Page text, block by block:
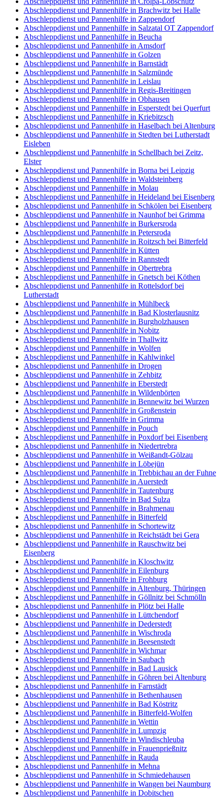
Abschleppdienst und Pannenhilfe in Brachwitz bei Halle
Abschleppdienst und Pannenhilfe in Zappendorf
Abschleppdienst und Pannenhilfe in Salzatal OT Zappendorf
Abschleppdienst und Pannenhilfe in Beucha
Abschleppdienst und Pannenhilfe in Amsdorf
Abschleppdienst und Pannenhilfe in Golzen
Abschleppdienst und Pannenhilfe in Barnstädt
Abschleppdienst und Pannenhilfe in Salzmünde
Abschleppdienst und Pannenhilfe in Leislau
Abschleppdienst und Pannenhilfe in Regis-Breitingen
Abschleppdienst und Pannenhilfe in Obhausen
Abschleppdienst und Pannenhilfe in Esperstedt bei Querfurt
Abschleppdienst und Pannenhilfe in Kriebitzsch
Abschleppdienst und Pannenhilfe in Haselbach bei Altenburg
Abschleppdienst und Pannenhilfe in Stedten bei Lutherstadt
Eisleben
Abschleppdienst und Pannenhilfe in Schellbach bei Zeitz,
Elster
Abschleppdienst und Pannenhilfe in Borna bei Leipzig
Abschleppdienst und Pannenhilfe in Waldsteinberg
Abschleppdienst und Pannenhilfe in Molau
Abschleppdienst und Pannenhilfe in Heideland bei Eisenberg
Abschleppdienst und Pannenhilfe in Schkölen bei Eisenberg
Abschleppdienst und Pannenhilfe in Naunhof bei Grimma
Abschleppdienst und Pannenhilfe in Burkersroda
Abschleppdienst und Pannenhilfe in Petersroda
Abschleppdienst und Pannenhilfe in Roitzsch bei Bitterfeld
Abschleppdienst und Pannenhilfe in Kütten
Abschleppdienst und Pannenhilfe in Rannstedt
Abschleppdienst und Pannenhilfe in Obertrebra
Abschleppdienst und Pannenhilfe in Gnetsch bei Köthen
Abschleppdienst und Pannenhilfe in Rottelsdorf bei
Lutherstadt
Abschleppdienst und Pannenhilfe in Mühlbeck
Abschleppdienst und Pannenhilfe in Bad Klosterlausnitz
Abschleppdienst und Pannenhilfe in Burgholzhausen
Abschleppdienst und Pannenhilfe in Nobitz
Abschleppdienst und Pannenhilfe in Thallwitz
Abschleppdienst und Pannenhilfe in Wolfen
Abschleppdienst und Pannenhilfe in Kahlwinkel
Abschleppdienst und Pannenhilfe in Drogen
Abschleppdienst und Pannenhilfe in Zehbitz
Abschleppdienst und Pannenhilfe in Eberstedt
Abschleppdienst und Pannenhilfe in Wildenbörten
Abschleppdienst und Pannenhilfe in Bennewitz bei Wurzen
Abschleppdienst und Pannenhilfe in Großenstein
Abschleppdienst und Pannenhilfe in Grimma
Abschleppdienst und Pannenhilfe in Pouch
Abschleppdienst und Pannenhilfe in Poxdorf bei Eisenberg
Abschleppdienst und Pannenhilfe in Niedertrebra
Abschleppdienst und Pannenhilfe in Weißandt-Gölzau
Abschleppdienst und Pannenhilfe in Löbejün
Abschleppdienst und Pannenhilfe in Trebbichau an der Fuhne
Abschleppdienst und Pannenhilfe in Auerstedt
Abschleppdienst und Pannenhilfe in Tautenburg
Abschleppdienst und Pannenhilfe in Bad Sulza
Abschleppdienst und Pannenhilfe in Brahmenau
Abschleppdienst und Pannenhilfe in Bitterfeld
Abschleppdienst und Pannenhilfe in Schortewitz
Abschleppdienst und Pannenhilfe in Reichstädt bei Gera
Abschleppdienst und Pannenhilfe in Rauschwitz bei
Eisenberg
Abschleppdienst und Pannenhilfe in Kloschwitz
Abschleppdienst und Pannenhilfe in Eilenburg
Abschleppdienst und Pannenhilfe in Frohburg
Abschleppdienst und Pannenhilfe in Altenburg, Thüringen
Abschleppdienst und Pannenhilfe in Göllnitz bei Schmölln
Abschleppdienst und Pannenhilfe in Plötz bei Halle
Abschleppdienst und Pannenhilfe in Lüttchendorf
Abschleppdienst und Pannenhilfe in Dederstedt
Abschleppdienst und Pannenhilfe in Wischroda
Abschleppdienst und Pannenhilfe in Beesenstedt
Abschleppdienst und Pannenhilfe in Wichmar
Abschleppdienst und Pannenhilfe in Saubach
Abschleppdienst und Pannenhilfe in Bad Lausick
Abschleppdienst und Pannenhilfe in Göhren bei Altenburg
Abschleppdienst und Pannenhilfe in Farnstädt
Abschleppdienst und Pannenhilfe in Bethenhausen
Abschleppdienst und Pannenhilfe in Bad Köstritz
Abschleppdienst und Pannenhilfe in Bitterfeld-Wolfen
Abschleppdienst und Pannenhilfe in Wettin
Abschleppdienst und Pannenhilfe in Lumpzig
Abschleppdienst und Pannenhilfe in Windischleuba
Abschleppdienst und Pannenhilfe in Frauenprießnitz
Abschleppdienst und Pannenhilfe in Rauda
Abschleppdienst und Pannenhilfe in Mehna
Abschleppdienst und Pannenhilfe in Schmiedehausen
Abschleppdienst und Pannenhilfe in Wangen bei Naumburg
Abschleppdienst und Pannenhilfe in Dobitschen